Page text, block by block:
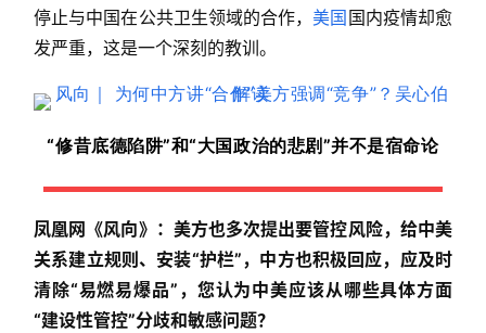
停止与中国在公共卫生领域的合作，美国 国内疫情却愈
发严重，这是一个深刻的教训。
“修昔底德陷阱”和“大国政治的悲剧”并不是宿命论
凤凰网《风向》：美方也多次提出要管控风险，给中美
关系建立规则、安装“护栏”，中方也积极回应，应及时
清除“易燃易爆品”，您认为中美应该从哪些具体方面
“建设性管控”分歧和敏感问题？